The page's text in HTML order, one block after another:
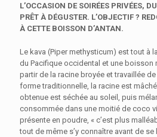
L’OCCASION DE SOIRÉES PRIVÉES,
PRÊT À DÉGUSTER. L’OBJECTIF ?
À CETTE BOISSON D’ANTAN.
Le kava (Piper methysticum) est tout à
du Pacifique occidental et une boisson
partir de la racine broyée et travaillée
forme traditionnelle, la racine est
obtenue est séchée au soleil, puis
consommée dans une moitié de coco
présente en poudre, « c’est plus
tout de même s’y connaître avant de se